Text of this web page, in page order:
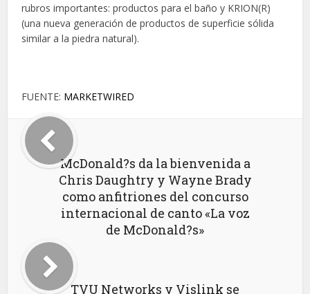
rubros importantes: productos para el baño y KRION(R)
(una nueva generación de productos de superficie sólida
similar a la piedra natural).
FUENTE: MARKETWIRED
McDonald?s da la bienvenida a
Chris Daughtry y Wayne Brady
como anfitriones del concurso
internacional de canto «La voz
de McDonald?s»
TVU Networks y Vislink se